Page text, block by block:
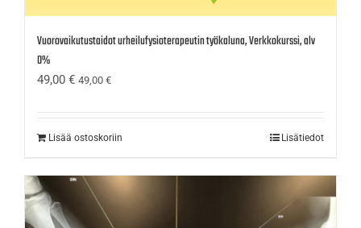
Vuorovaikutustaidot urheilufysioterapeutin työkaluna, Verkkokurssi, alv
0%
49,00 € 49,00 €
Lisää ostoskoriin Lisätiedot